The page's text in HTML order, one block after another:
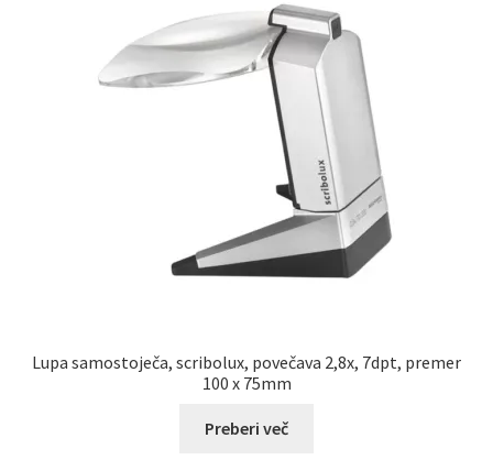
Lupa samostoječa, scribolux, povečava 2,8x, 7dpt, premer
100 x 75mm
Preberi več